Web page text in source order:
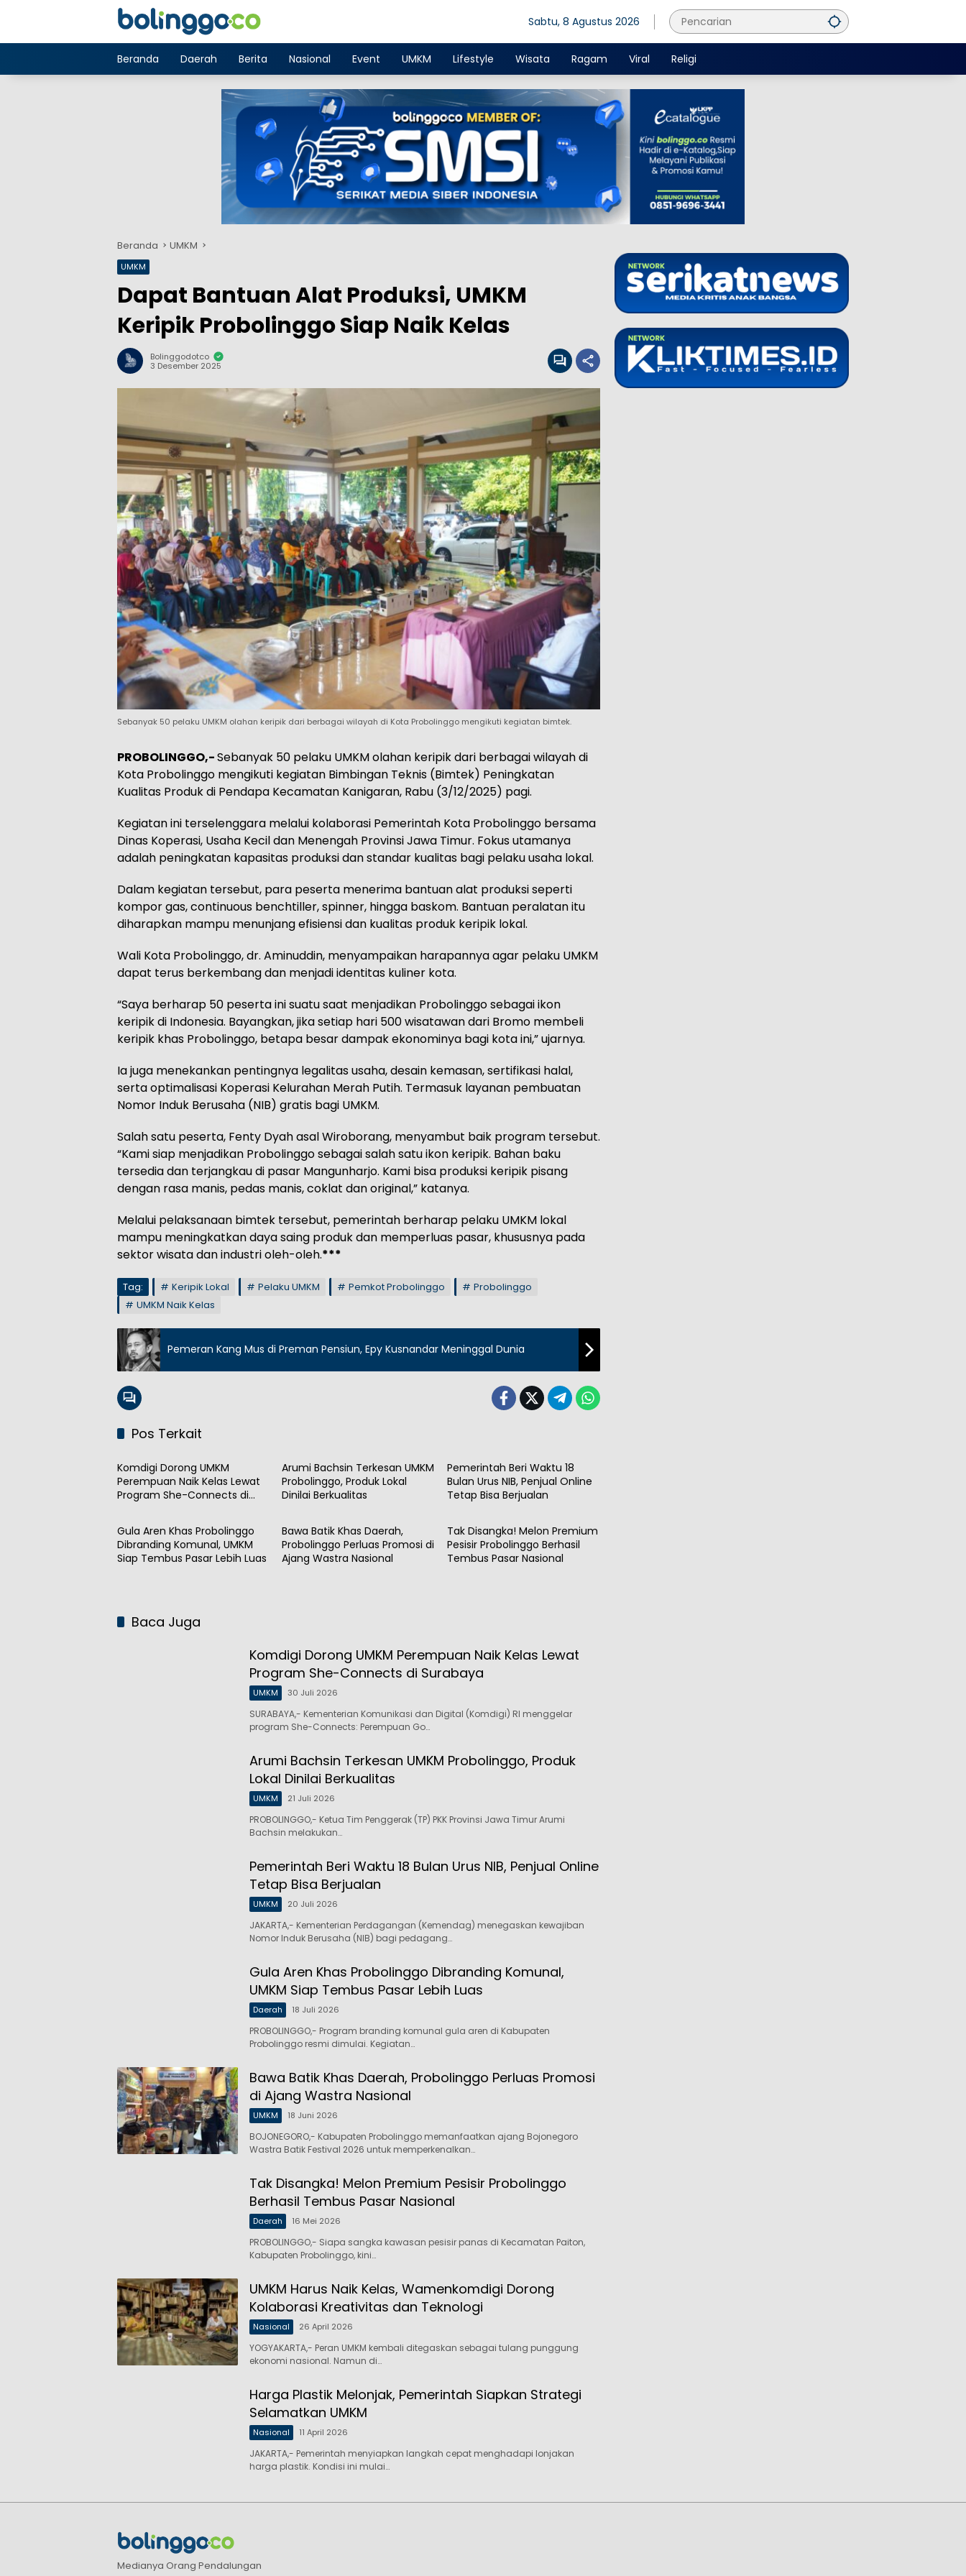
Sabtu, 8 Agustus 2026
Beranda Daerah Berita Nasional Event UMKM Lifestyle Wisata Ragam Viral Religi
Beranda UMKM
UMKM
Dapat Bantuan Alat Produksi, UMKM
Keripik Probolinggo Siap Naik Kelas
Bolinggodotco
3 Desember 2025
Sebanyak 50 pelaku UMKM olahan keripik dari berbagai wilayah di Kota Probolinggo mengikuti kegiatan bimtek.
PROBOLINGGO,-Sebanyak 50 pelaku UMKM olahan keripik dari berbagai wilayah di
Kota Probolinggo mengikuti kegiatan Bimbingan Teknis (Bimtek) Peningkatan
Kualitas Produk di Pendapa Kecamatan Kanigaran, Rabu (3/12/2025) pagi.
Kegiatan ini terselenggara melalui kolaborasi Pemerintah Kota Probolinggo bersama
Dinas Koperasi, Usaha Kecil dan Menengah Provinsi Jawa Timur. Fokus utamanya
adalah peningkatan kapasitas produksi dan standar kualitas bagi pelaku usaha lokal.
Dalam kegiatan tersebut, para peserta menerima bantuan alat produksi seperti
kompor gas, continuous benchtiller, spinner, hingga baskom. Bantuan peralatan itu
diharapkan mampu menunjang efisiensi dan kualitas produk keripik lokal.
Wali Kota Probolinggo, dr. Aminuddin, menyampaikan harapannya agar pelaku UMKM
dapat terus berkembang dan menjadi identitas kuliner kota.
“Saya berharap 50 peserta ini suatu saat menjadikan Probolinggo sebagai ikon
keripik di Indonesia. Bayangkan, jika setiap hari 500 wisatawan dari Bromo membeli
keripik khas Probolinggo, betapa besar dampak ekonominya bagi kota ini,” ujarnya.
Ia juga menekankan pentingnya legalitas usaha, desain kemasan, sertifikasi halal,
serta optimalisasi Koperasi Kelurahan Merah Putih. Termasuk layanan pembuatan
Nomor Induk Berusaha (NIB) gratis bagi UMKM.
Salah satu peserta, Fenty Dyah asal Wiroborang, menyambut baik program tersebut.
“Kami siap menjadikan Probolinggo sebagai salah satu ikon keripik. Bahan baku
tersedia dan terjangkau di pasar Mangunharjo. Kami bisa produksi keripik pisang
dengan rasa manis, pedas manis, coklat dan original,” katanya.
Melalui pelaksanaan bimtek tersebut, pemerintah berharap pelaku UMKM lokal
mampu meningkatkan daya saing produk dan memperluas pasar, khususnya pada
sektor wisata dan industri oleh-oleh.***
Tag: Keripik Lokal Pelaku UMKM Pemkot Probolinggo
Probolinggo
UMKM Naik Kelas
Pemeran Kang Mus di Preman Pensiun, Epy Kusnandar Meninggal Dunia
Pos Terkait
UMKM
Komdigi Dorong UMKM
Perempuan Naik Kelas Lewat
Program She-Connects di
Arumi Bachsin Terkesan UMKM
Probolinggo, Produk Lokal
Dinilai Berkualitas
Pemerintah Beri Waktu 18
Bulan Urus NIB, Penjual Online
Tetap Bisa Berjualan
Daerah
Gula Aren Khas Probolinggo
Dibranding Komunal, UMKM
Siap Tembus Pasar Lebih Luas
UMKM
Bawa Batik Khas Daerah,
Probolinggo Perluas Promosi di
Ajang Wastra Nasional
Daerah
Tak Disangka! Melon Premium
Pesisir Probolinggo Berhasil
Tembus Pasar Nasional
Baca Juga
Komdigi Dorong UMKM Perempuan Naik Kelas Lewat
Program She-Connects di Surabaya
UMKM 30 Juli 2026
SURABAYA,- Kementerian Komunikasi dan Digital (Komdigi) RI menggelar
program She-Connects: Perempuan Go…
Arumi Bachsin Terkesan UMKM Probolinggo, Produk
Lokal Dinilai Berkualitas
UMKM 21 Juli 2026
PROBOLINGGO,- Ketua Tim Penggerak (TP) PKK Provinsi Jawa Timur Arumi
Bachsin melakukan…
Pemerintah Beri Waktu 18 Bulan Urus NIB, Penjual Online
Tetap Bisa Berjualan
UMKM 20 Juli 2026
JAKARTA,- Kementerian Perdagangan (Kemendag) menegaskan kewajiban
Nomor Induk Berusaha (NIB) bagi pedagang…
Gula Aren Khas Probolinggo Dibranding Komunal,
UMKM Siap Tembus Pasar Lebih Luas
Daerah 18 Juli 2026
PROBOLINGGO,- Program branding komunal gula aren di Kabupaten
Probolinggo resmi dimulai. Kegiatan…
Bawa Batik Khas Daerah, Probolinggo Perluas Promosi
di Ajang Wastra Nasional
UMKM 18 Juni 2026
BOJONEGORO,- Kabupaten Probolinggo memanfaatkan ajang Bojonegoro
Wastra Batik Festival 2026 untuk memperkenalkan…
Tak Disangka! Melon Premium Pesisir Probolinggo
Berhasil Tembus Pasar Nasional
Daerah 16 Mei 2026
PROBOLINGGO,- Siapa sangka kawasan pesisir panas di Kecamatan Paiton,
Kabupaten Probolinggo, kini…
UMKM Harus Naik Kelas, Wamenkomdigi Dorong
Kolaborasi Kreativitas dan Teknologi
Nasional 26 April 2026
YOGYAKARTA,- Peran UMKM kembali ditegaskan sebagai tulang punggung
ekonomi nasional. Namun di…
Harga Plastik Melonjak, Pemerintah Siapkan Strategi
Selamatkan UMKM
Nasional 11 April 2026
JAKARTA,- Pemerintah menyiapkan langkah cepat menghadapi lonjakan
harga plastik. Kondisi ini mulai…
Medianya Orang Pendalungan